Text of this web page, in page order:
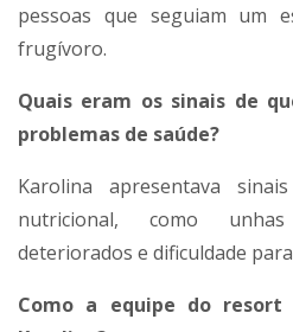
pessoas que seguiam um
frugívoro.
Quais eram os sinais de
problemas de saúde?
Karolina apresentava
nutricional, como
deteriorados e dificuldade
Como a equipe do resort